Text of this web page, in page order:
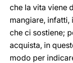
che la vita viene
mangiare, infatti,
che ci sostiene;
acquista, in
modo per